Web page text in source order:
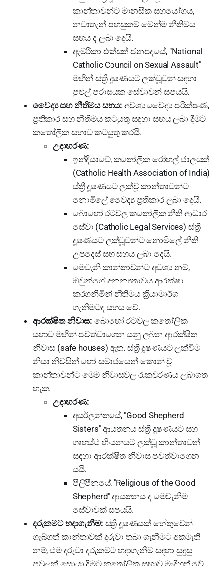
කාන්තාවන්ට මානසික සහයෝගය,
නවාතැන් පහසුකම් මෙන්ම නීතිමය
සහය ද ලබා දෙයි.
ඇමරිකා එක්සත් ජනපදයේ, "National
Catholic Council on Sexual Assault"
මඟින් ස්ත්‍රී දූෂණයට ලක්වූවන් සඳහා
පුළුල් පරාසයක සේවාවන් සපයයි.
වෛද්‍ය සහ නීතිමය සහය: අවශ්‍ය වෛද්‍ය පරීක්ෂණ,
ප්‍රතිකාර සහ නීතිමය කටයුතු සඳහා සහය ලබා දීමට
කතෝලික සභාව කටයුතු කරයි.
උදාහරණ:
ඉන්දියාවේ, කතෝලික රෝහල් ජාලයක්
(Catholic Health Association of India)
ස්ත්‍රී දූෂණයට ලක්වූ කාන්තාවන්ට
නොමිලේ වෛද්‍ය ප්‍රතිකාර ලබා දෙයි.
බොහෝ රටවල කතෝලික නීති ආධාර
සේවා (Catholic Legal Services) ස්ත්‍රී
දූෂණයට ලක්වූවන්ට නොමිලේ නීති
උපදෙස් සහ සහය ලබා දෙයි.
මෙවැනි කාන්තාවන්ට අවශ්‍ය නම්,
ඔවුන්ගේ අනන්‍යතාවය ආරක්ෂා
කරගනිමින් නීතිමය ක්‍රියාමාර්ග
ගැනීමටද සහය වේ.
ආරක්ෂිත නිවාස: බොහෝ රටවල කතෝලික
සභාව මඟින් පවත්වාගෙන යනු ලබන ආරක්ෂිත
නිවාස (safe houses) ඇත. ස්ත්‍රී දූෂණයට ලක්වීම
නිසා නිවසින් හෝ සමාජයෙන් කොන් වූ
කාන්තාවන්ට මෙම නිවාසවල රැකවරණය ලබාගත
හැක.
උදාහරණ:
අයර්ලන්තයේ, "Good Shepherd
Sisters" ආයතනය ස්ත්‍රී දූෂණයට සහ
ගෘහස්ථ හිංසනයට ලක්වූ කාන්තාවන්
සඳහා ආරක්ෂිත නිවාස පවත්වාගෙන
යයි.
පිලිපීනයේ, "Religious of the Good
Shepherd" ආයතනය ද මෙවැනිම
සේවාවක් සපයයි.
දරුකමට හදාගැනීම: ස්ත්‍රී දූෂණයක් හේතුවෙන්
ගැබ්ගත් කාන්තාවක් දරුවා තබා ගැනීමට අකමැති
නම්, එම දරුවා දරුකමට හදාගැනීම සඳහා සුදුසු
පවුලක් සොයා දීමට කතෝලික සභාව මැදිහත් වේ.